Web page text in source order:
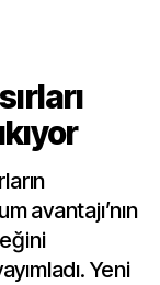
avantajı’nın
Yeni